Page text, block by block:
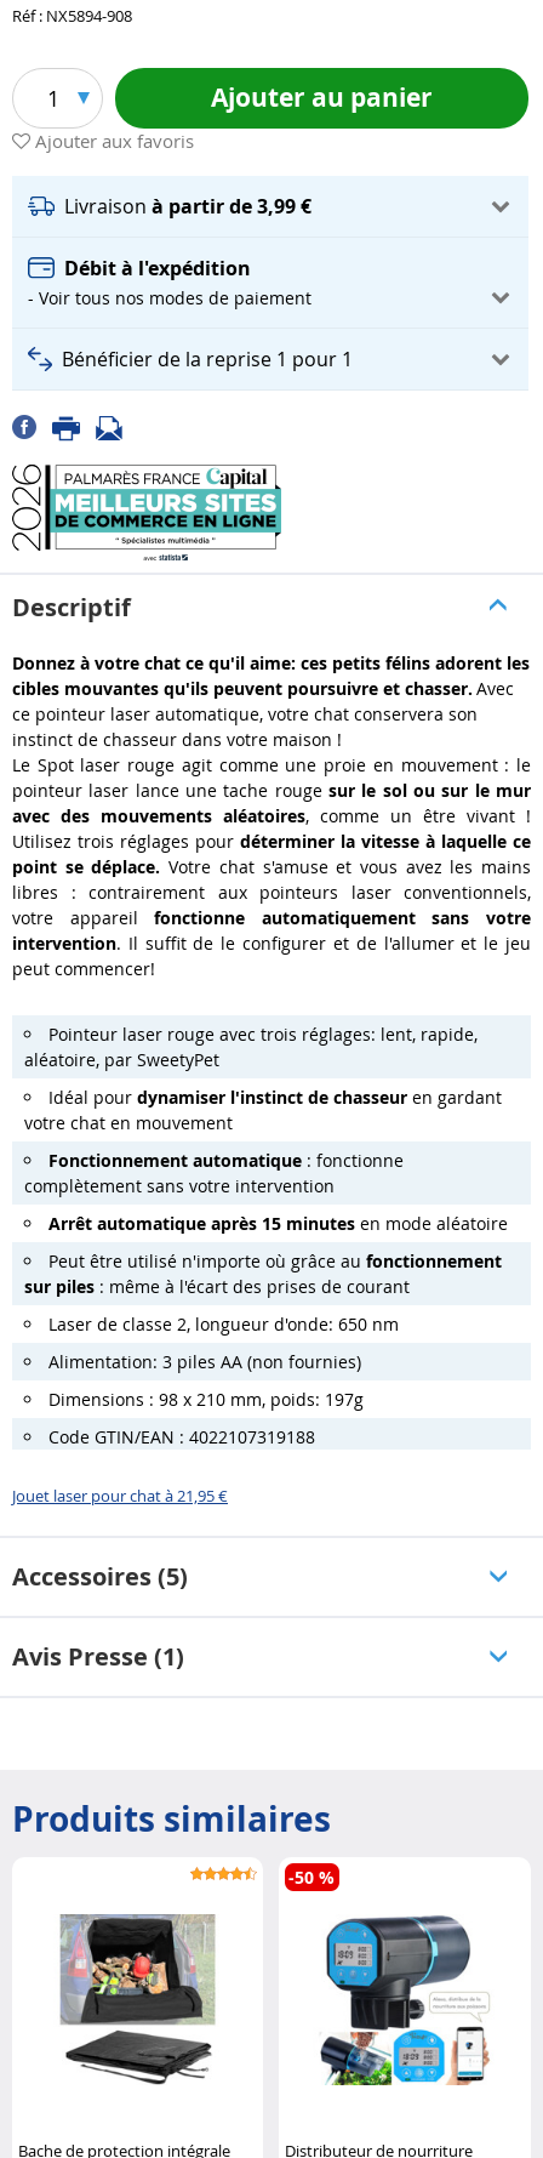
Réf : NX5894-908
1 Ajouter au panier
Ajouter aux favoris
Livraison à partir de 3,99 €
Débit à l'expédition
- Voir tous nos modes de paiement
Bénéficier de la reprise 1 pour 1
Descriptif
Donnez à votre chat ce qu'il aime: ces petits félins adorent les
cibles mouvantes qu'ils peuvent poursuivre et chasser. Avec
ce pointeur laser automatique, votre chat conservera son
instinct de chasseur dans votre maison !
Le Spot laser rouge agit comme une proie en mouvement : le
pointeur laser lance une tache rouge sur le sol ou sur le mur
avec des mouvements aléatoires, comme un être vivant !
Utilisez trois réglages pour déterminer la vitesse à laquelle ce
point se déplace.Votre chat s'amuse et vous avez les mains
libres : contrairement aux pointeurs laser conventionnels,
votre appareilfonctionne automatiquement sans votre
intervention. Il suffit de le configurer et de l'allumer et le jeu
peut commencer!
Pointeur laser rouge avec trois réglages: lent, rapide,
aléatoire, par SweetyPet
Idéal pour dynamiser l'instinct de chasseur en gardant
votre chat en mouvement
Fonctionnement automatique : fonctionne
complètement sans votre intervention
Arrêt automatique après 15 minutes en mode aléatoire
Peut être utilisé n'importe où grâce au fonctionnement
sur piles : même à l'écart des prises de courant
Laser de classe 2, longueur d'onde: 650 nm
Alimentation: 3 piles AA (non fournies)
Dimensions : 98 x 210 mm, poids: 197g
Code GTIN/EAN : 4022107319188
Jouet laser pour chat à 21,95 €
Accessoires (5)
Avis Presse (1)
Produits similaires
Bache de protection intégrale Distributeur de nourriture
-50 %